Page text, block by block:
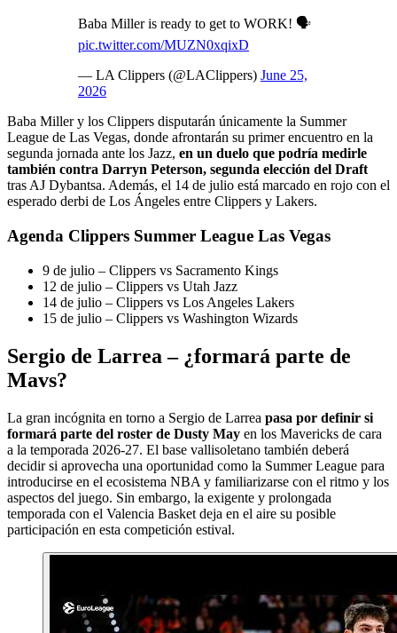
Baba Miller is ready to get to WORK! 🗣️
pic.twitter.com/MUZN0xqixD
— LA Clippers (@LAClippers) June 25,
2026
Baba Miller y los Clippers disputarán únicamente la Summer
League de Las Vegas, donde afrontarán su primer encuentro en la
segunda jornada ante los Jazz, en un duelo que podría medirle
también contra Darryn Peterson, segunda elección del Draft
tras AJ Dybantsa. Además, el 14 de julio está marcado en rojo con el
esperado derbi de Los Ángeles entre Clippers y Lakers.
Agenda Clippers Summer League Las Vegas
9 de julio – Clippers vs Sacramento Kings
12 de julio – Clippers vs Utah Jazz
14 de julio – Clippers vs Los Angeles Lakers
15 de julio – Clippers vs Washington Wizards
Sergio de Larrea – ¿formará parte de
Mavs?
La gran incógnita en torno a Sergio de Larrea pasa por definir si
formará parte del roster de Dusty May en los Mavericks de cara
a la temporada 2026-27. El base vallisoletano también deberá
decidir si aprovecha una oportunidad como la Summer League para
introducirse en el ecosistema NBA y familiarizarse con el ritmo y los
aspectos del juego. Sin embargo, la exigente y prolongada
temporada con el Valencia Basket deja en el aire su posible
participación en esta competición estival.